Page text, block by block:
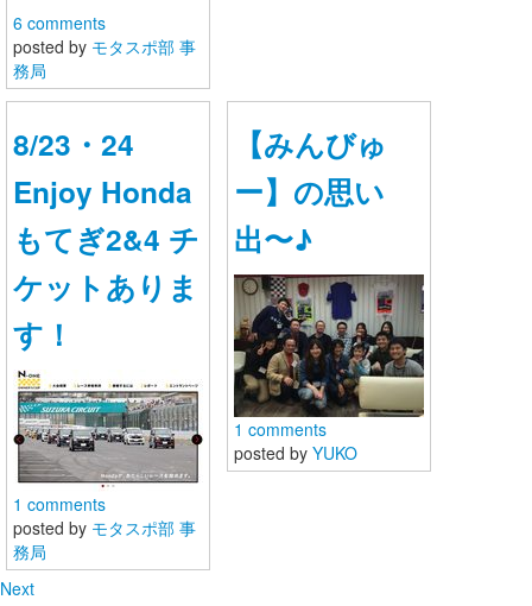
6 comments
posted by モタスポ部 事
務局
8/23・24
Enjoy Honda
もてぎ2&4 チ
ケットありま
す！
1 comments
posted by モタスポ部 事
務局
【みんびゅ
ー】の思い
出〜♪
1 comments
posted by YUKO
Next
【モタスポ部室】部員専用コミ
【モタスポ部室】へようこそ。こちらはモタスポ部と部
員の皆さま、そして部員同士の交流の場です。
写真や動画、記事などが投稿できる部員限定のコミュニ
ティですので、情報交換などにお使いください。